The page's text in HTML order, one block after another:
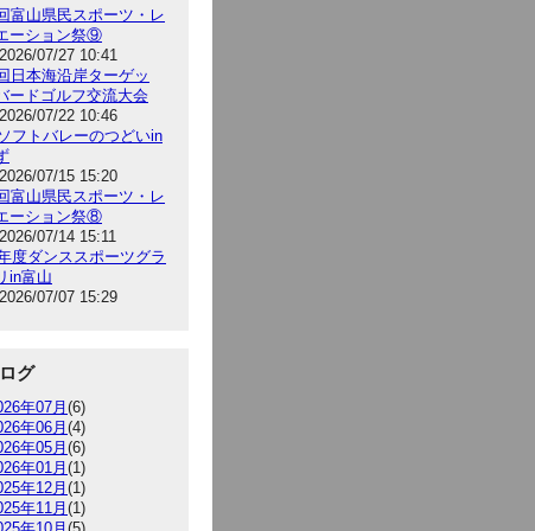
富山県民スポーツ・レ
ーション祭⑨
2026/07/27 10:41
日本海沿岸ターゲッ
ードゴルフ交流大会
2026/07/22 10:46
フトバレーのつどいin
2026/07/15 15:20
富山県民スポーツ・レ
ーション祭⑧
2026/07/14 15:11
度ダンススポーツグラ
in富山
2026/07/07 15:29
グ
年07月 (6)
年06月 (4)
年05月 (6)
年01月 (1)
年12月 (1)
年11月 (1)